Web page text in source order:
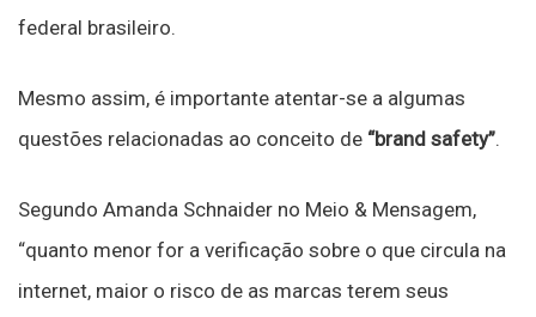
federal brasileiro.
Mesmo assim, é importante atentar-se a algumas
questões relacionadas ao conceito de “brand safety”.
Segundo Amanda Schnaider no Meio & Mensagem,
“quanto menor for a verificação sobre o que circula na
internet, maior o risco de as marcas terem seus